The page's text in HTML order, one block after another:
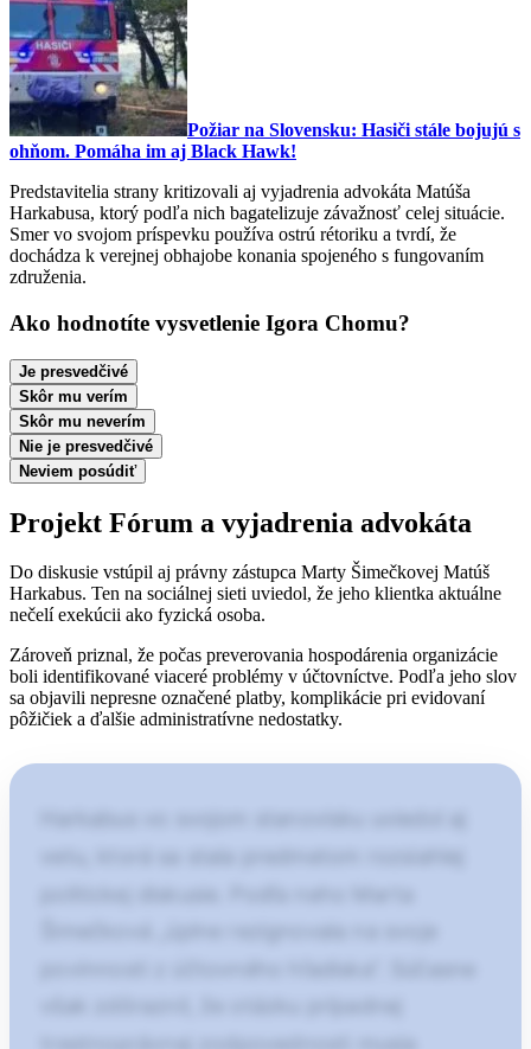
Požiar na Slovensku: Hasiči stále bojujú s
ohňom. Pomáha im aj Black Hawk!
Predstavitelia strany kritizovali aj vyjadrenia advokáta Matúša
Harkabusa, ktorý podľa nich bagatelizuje závažnosť celej situácie.
Smer vo svojom príspevku používa ostrú rétoriku a tvrdí, že
dochádza k verejnej obhajobe konania spojeného s fungovaním
združenia.
Ako hodnotíte vysvetlenie Igora Chomu?
Je presvedčivé
Skôr mu verím
Skôr mu neverím
Nie je presvedčivé
Neviem posúdiť
Projekt Fórum a vyjadrenia advokáta
Do diskusie vstúpil aj právny zástupca Marty Šimečkovej Matúš
Harkabus. Ten na sociálnej sieti uviedol, že jeho klientka aktuálne
nečelí exekúcii ako fyzická osoba.
Zároveň priznal, že počas preverovania hospodárenia organizácie
boli identifikované viaceré problémy v účtovníctve. Podľa jeho slov
sa objavili nepresne označené platby, komplikácie pri evidovaní
pôžičiek a ďalšie administratívne nedostatky.